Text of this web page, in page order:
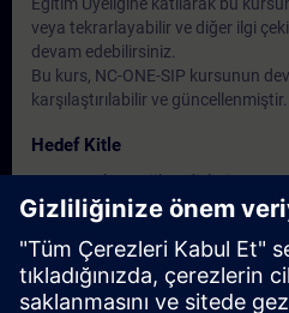
veya tekrarlayabilir ve diğer ilgi
devam edebilirsiniz.
Bu kurs, NC-ONE-SIP kursunun
karşılaştırılabilir ve güncellenmiştir.
Hedef Kitle
Devreye alma mühendisleri
Mühendislik personeli
Servis personeli